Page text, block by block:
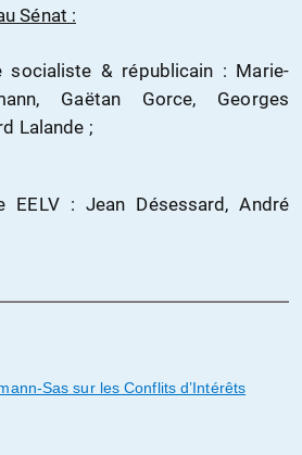
Sénat :
socialiste & républicain : Marie-
Gaëtan Gorce, Georges
Lalande ;
EELV : Jean Désessard, André
Sas sur les Conflits d’Intérêts